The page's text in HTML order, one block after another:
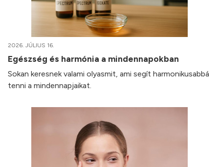
2026. JÚLIUS 16.
Egészség és harmónia a mindennapokban
Sokan keresnek valami olyasmit, ami segít harmonikusabbá
tenni a mindennapjaikat.